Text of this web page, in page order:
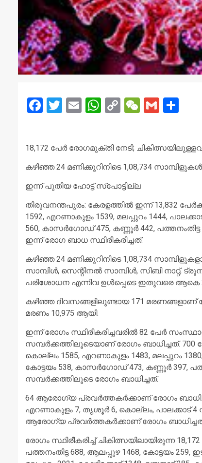
Facebook
Twitter
EmailWhatsApp
CopyWeChat
Gmail
18,172 പേര്‍ രോഗമുക്തി നേടി;
കഴിഞ്ഞ 24 മണിക്കൂറിനിടെ 1,08,734
ഇന്ന് പുതിയ ഹോട്ട് സ്‌പോട്ടില്ല
തിരുവനന്തപുരം: കേരളത്തില്‍ ഇന്ന് 13,832
1592, എറണാകുളം 1539, മലപ്പുറം 1444,
560, കാസര്‍ഗോഡ് 475, കണ്ണൂര്‍ 442,
ഇന്ന് രോഗ ബാധ സ്ഥിരീകരിച്ചത്.
കഴിഞ്ഞ 24 മണിക്കൂറിനിടെ 1,08,734
സാമ്പിള്‍, സെന്റിനല്‍ സാമ്പിള്‍, സിബി നാറ്റ്,
പരിശോധന എന്നിവ ഉള്‍പ്പെടെ ഇതുവരെ ആകെ
കഴിഞ്ഞ ദിവസങ്ങളിലുണ്ടായ 171
മരണം 10,975 ആയി.
ഇന്ന് രോഗം സ്ഥിരീകരിച്ചവരില്‍ 82 പേര്‍
സമ്പര്‍ക്കത്തിലൂടെയാണ് രോഗം ബാധിച്ചത്. 700
കൊല്ലം 1585, എറണാകുളം 1483, മലപ്പുറം
കോട്ടയം 538, കാസര്‍ഗോഡ് 473, കണ്ണൂര്‍ 397,
സമ്പര്‍ക്കത്തിലൂടെ രോഗം ബാധിച്ചത്.
64 ആരോഗ്യ പ്രവര്‍ത്തകര്‍ക്കാണ് രോഗം
എറണാകുളം 7, തൃശൂര്‍ 6, കൊല്ലം, പാലക്കാട് 4
ആരോഗ്യ പ്രവര്‍ത്തകര്‍ക്കാണ് രോഗം
രോഗം സ്ഥിരീകരിച്ച് ചികിത്സയിലായിരുന്ന
പത്തനംതിട്ട 688, ആലപ്പുഴ 1468, കോട്ടയം